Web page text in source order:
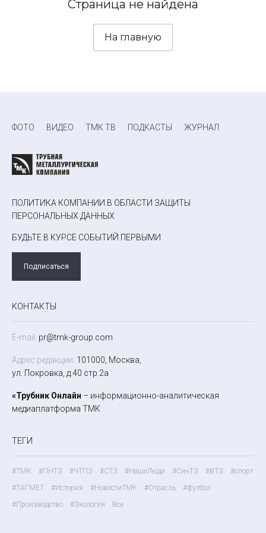
Страница не найдена
На главную
ФОТО ВИДЕО ТМК ТВ ПОДКАСТЫ ЖУРНАЛ
ПОЛИТИКА КОМПАНИИ В ОБЛАСТИ ЗАЩИТЫ
ПЕРСОНАЛЬНЫХ ДАННЫХ
БУДЬТЕ В КУРСЕ СОБЫТИЙ ПЕРВЫМИ
Подписаться
КОНТАКТЫ
E-mail: pr@tmk-group.com
Адрес редакции: 101000, Москва,
ул. Покровка, д.40 стр.2а
«Трубник Онлайн – информационно-аналитическая
медиаплатформа ТМК
ТЕГИ
#ТМК #ПНТЗ #ЧТПЗ #СТЗ #НашиЛюди #СинТЗ #ВТЗ
#спорт
#ТАГМЕТ
#История #НовостиТМК #Отрасль
#футбол
#Производство
#Экология Все